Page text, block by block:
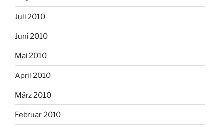
Juli 2010
Juni 2010
Mai 2010
April 2010
März 2010
Februar 2010